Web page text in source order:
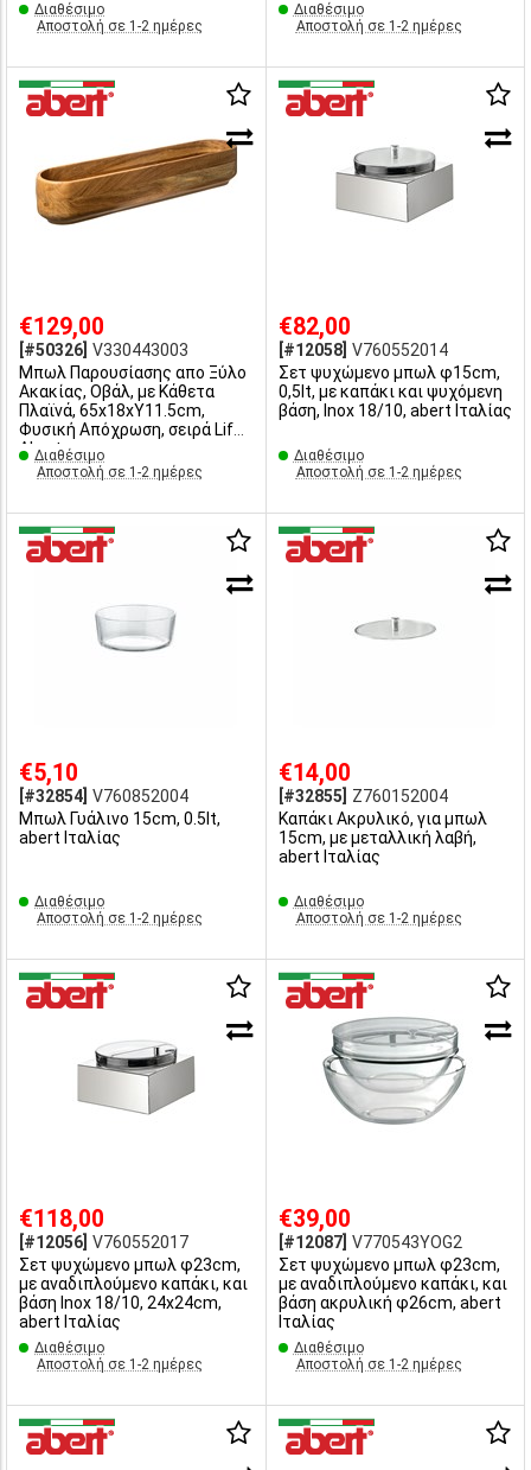
Διαθέσιμο
Αποστολή σε 1-2 ημέρες
Διαθέσιμο
Αποστολή σε 1-2 ημέρες
€129,00
[#50326] V330443003
Μπωλ Παρουσίασης απο Ξύλο
Ακακίας, Οβάλ, με Κάθετα
Πλαϊνά, 65x18xΥ11.5cm,
Φυσική Απόχρωση, σειρά Life,
Abert
Διαθέσιμο
Αποστολή σε 1-2 ημέρες
€82,00
[#12058] V760552014
Σετ ψυχώμενο μπωλ φ15cm,
0,5lt, με καπάκι και ψυχόμενη
βάση, Inox 18/10, abert Ιταλίας
Διαθέσιμο
Αποστολή σε 1-2 ημέρες
€5,10
[#32854] V760852004
Μπωλ Γυάλινο 15cm, 0.5lt,
abert Ιταλίας
Διαθέσιμο
Αποστολή σε 1-2 ημέρες
€14,00
[#32855]
Z760152004
Καπάκι Ακρυλικό, για μπωλ
15cm, με μεταλλική λαβή,
abert Ιταλίας
Διαθέσιμο
Αποστολή σε 1-2 ημέρες
€118,00
[#12056] V760552017
Σετ ψυχώμενο μπωλ φ23cm,
με αναδιπλούμενο καπάκι, και
βάση Inox 18/10, 24x24cm,
abert Ιταλίας
Διαθέσιμο
Αποστολή σε 1-2 ημέρες
€39,00
[#12087] V770543YOG2
Σετ ψυχώμενο μπωλ φ23cm,
με αναδιπλούμενο καπάκι, και
βάση ακρυλική φ26cm, abert
Ιταλίας
Διαθέσιμο
Αποστολή σε 1-2 ημέρες